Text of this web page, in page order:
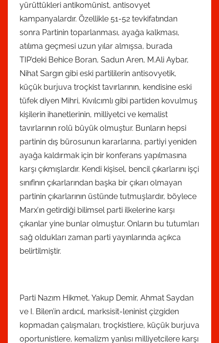
yürüttükleri antikomünist, antisovyet
kampanyalardır. Özellikle 51-52 tevkifatından
sonra Partinin toparlanması, ayağa kalkması,
atılıma geçmesi uzun yılar almışsa, burada
TIP’deki Behice Boran, Sadun Aren, M.Ali Aybar,
Nihat Sargın gibi eski partililerin antisovyetik,
küçük burjuva troçkist tavırlarının, kendisine eski
tüfek diyen Mihri, Kıvılcımlı gibi partiden kovulmuş
kişilerin ihanetlerinin, milliyetci ve kemalist
tavırlarının rolü büyük olmuştur. Bunların hepsi
partinin dış bürosunun kararlarına, partiyi yeniden
ayağa kaldırmak için bir konferans yapılmasına
karşı çıkmışlardır. Kendi kişisel, bencil çıkarlarını işçi
sınıfinın çıkarlarından başka bir çıkarı olmayan
partinin çıkarlarının üstünde tutmuşlardır, böylece
Marx’ın getirdiği bilimsel parti ilkelerine karşı
çıkanlar yine bunlar olmuştur. Onların bu tutumları
sağ oldukları zaman parti yayınlarında açıkca
belirtilmiştir.
Parti Nazım Hikmet, Yakup Demir, Ahmat Saydan
ve I. Bilen’in ardıcıl, marksisit-leninist çizgiden
kopmadan çalışmaları, troçkistlere, küçük burjuva
oportunistlere, kemalizm yanlısı milliyetcilere karşı